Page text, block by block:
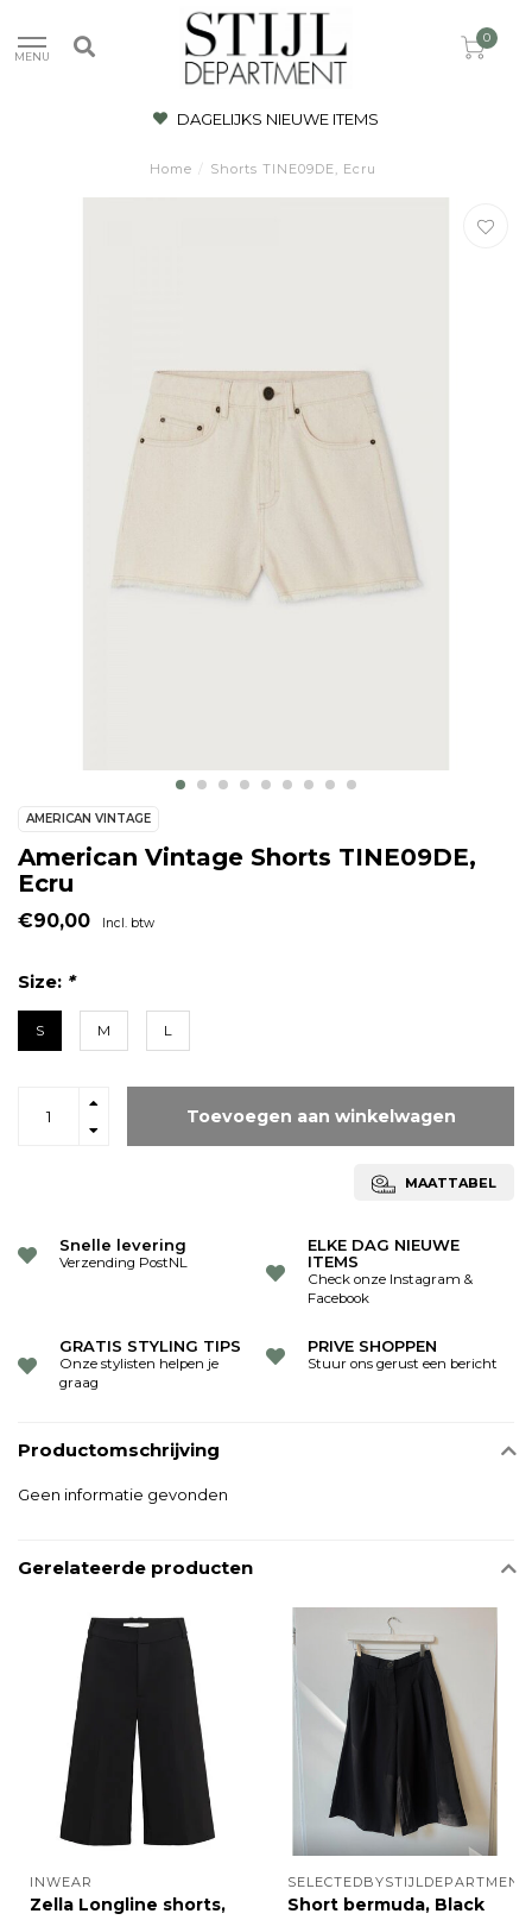
MENU
0
DAGELIJKS NIEUWE ITEMS
Home / Shorts TINE09DE, Ecru
AMERICAN VINTAGE
American Vintage Shorts TINE09DE,
Ecru
€90,00 Incl. btw
Size: *
S M L
Toevoegen aan winkelwagen
MAATTABEL
Snelle levering
Verzending PostNL
ELKE DAG NIEUWE
ITEMS
Check onze Instagram &
Facebook
GRATIS STYLING TIPS
Onze stylisten helpen je
graag
PRIVE SHOPPEN
Stuur ons gerust een bericht
Productomschrijving
Geen informatie gevonden
Gerelateerde producten
INWEAR
Zella Longline shorts,
SELECTEDBYSTIJLDEPARTMENT
Short bermuda, Black